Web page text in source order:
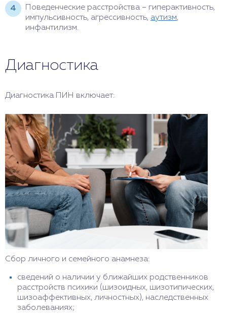
Поведенческие расстройства – гиперактивность,
импульсивность, агрессивность, аутизм,
инфантилизм.
Диагностика
Диагностика ПИН включает:
Сбор личного и семейного анамнеза:
сведений о наличии у ближайших родственников
расстройств психики (шизоидных, шизотипических,
шизоаффективных, личностных), наследственных
заболеваниях;